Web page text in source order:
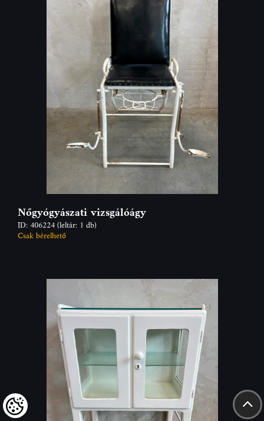
Nőgyógyászati vizsgálóágy
ID: 406224(leltár: 1 db)
Csak bérelhető